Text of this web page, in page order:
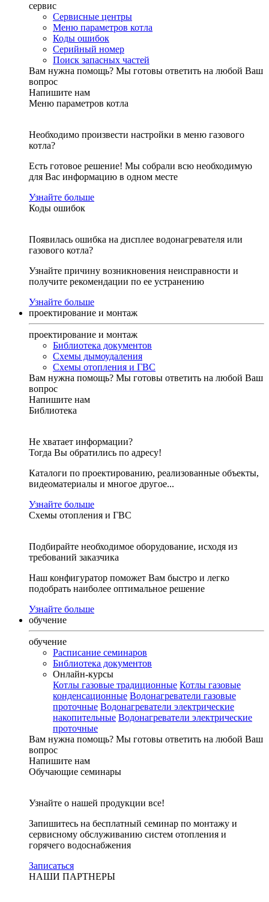
сервис
Сервисные центры
Меню параметров котла
Коды ошибок
Серийный номер
Поиск запасных частей
Вам нужна помощь? Мы готовы ответить на любой Ваш
вопрос
Напишите нам
Меню параметров котла
Необходимо произвести настройки в меню газового
котла?
Есть готовое решение! Мы собрали всю необходимую
для Вас информацию в одном месте
Узнайте больше
Коды ошибок
Появилась ошибка на дисплее водонагревателя или
газового котла?
Узнайте причину возникновения неисправности и
получите рекомендации по ее устранению
Узнайте больше
проектирование и монтаж
проектирование и монтаж
Библиотека документов
Схемы дымоудаления
Схемы отопления и ГВС
Вам нужна помощь? Мы готовы ответить на любой Ваш
вопрос
Напишите нам
Библиотека
Не хватает информации?
Тогда Вы обратились по адресу!
Каталоги по проектированию, реализованные объекты,
видеоматериалы и многое другое...
Узнайте больше
Схемы отопления и ГВС
Подбирайте необходимое оборудование, исходя из
требований заказчика
Наш конфигуратор поможет Вам быстро и легко
подобрать наиболее оптимальное решение
Узнайте больше
обучение
обучение
Расписание семинаров
Библиотека документов
Онлайн-курсы
Котлы газовые традиционные Котлы газовые
конденсационные Водонагреватели газовые
проточные Водонагреватели электрические
накопительные Водонагреватели электрические
проточные
Вам нужна помощь? Мы готовы ответить на любой Ваш
вопрос
Напишите нам
Обучающие семинары
Узнайте о нашей продукции все!
Запишитесь на бесплатный семинар по монтажу и
сервисному обслуживанию систем отопления и
горячего водоснабжения
Записаться
НАШИ ПАРТНЕРЫ